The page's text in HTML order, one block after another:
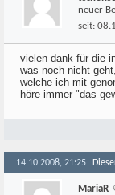
neuer
seit:
vielen dank für die
was noch nicht
welche ich mit
höre immer "das
14.10.2008, 21:25
MariaR